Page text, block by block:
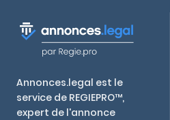
Annonces.legal est le
service de REGIEPRO™,
expert de l'annonce